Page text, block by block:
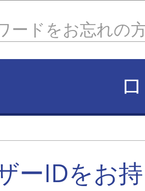
ードをお忘れの
ーIDをお